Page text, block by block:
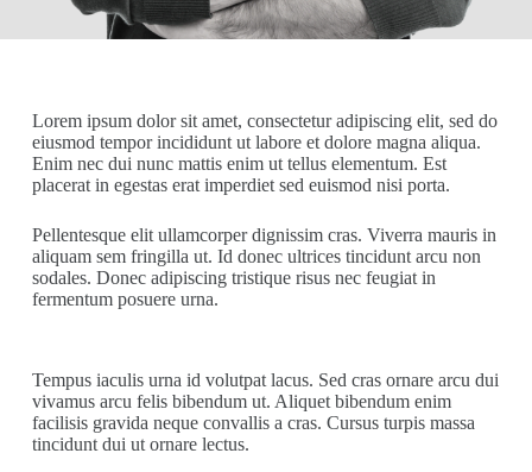
Lorem ipsum dolor sit amet, consectetur adipiscing elit, sed do
eiusmod tempor incididunt ut labore et dolore magna aliqua.
Enim nec dui nunc mattis enim ut tellus elementum. Est
placerat in egestas erat imperdiet sed euismod nisi porta.
Pellentesque elit ullamcorper dignissim cras. Viverra mauris in
aliquam sem fringilla ut. Id donec ultrices tincidunt arcu non
sodales. Donec adipiscing tristique risus nec feugiat in
fermentum posuere urna.
Tempus iaculis urna id volutpat lacus. Sed cras ornare arcu dui
vivamus arcu felis bibendum ut. Aliquet bibendum enim
facilisis gravida neque convallis a cras. Cursus turpis massa
tincidunt dui ut ornare lectus.